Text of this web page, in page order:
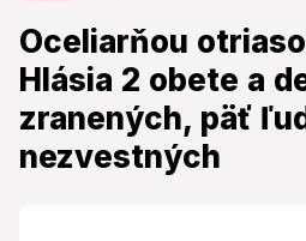
Oceliarňou
Hlásia 2 obete a
zranených, päť
nezvestných
Oceliarňou otriasol
2 obete a desiatky
ľudí je nezvestných
Príčina incidentu sa stále